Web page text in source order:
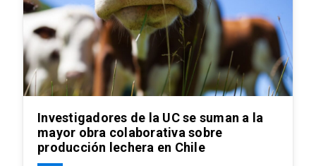
Investigadores de la UC se suman a la
mayor obra colaborativa sobre
producción lechera en Chile